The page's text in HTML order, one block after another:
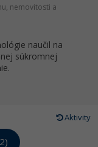
nemovitosti a
naučil na
súkromnej
Aktivity